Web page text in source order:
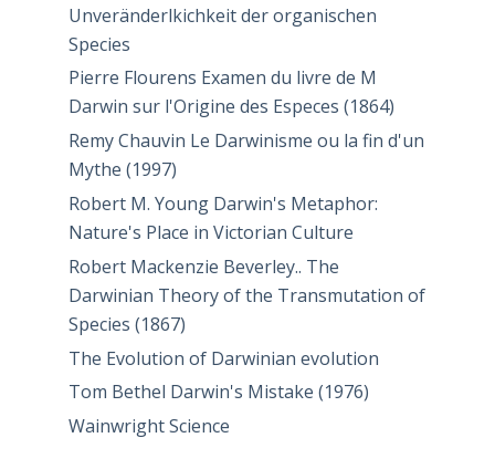
Unveränderlkichkeit der organischen
Species
Pierre Flourens Examen du livre de M
Darwin sur l'Origine des Especes (1864)
Remy Chauvin Le Darwinisme ou la fin d'un
Mythe (1997)
Robert M. Young Darwin's Metaphor:
Nature's Place in Victorian Culture
Robert Mackenzie Beverley.. The
Darwinian Theory of the Transmutation of
Species (1867)
The Evolution of Darwinian evolution
Tom Bethel Darwin's Mistake (1976)
Wainwright Science